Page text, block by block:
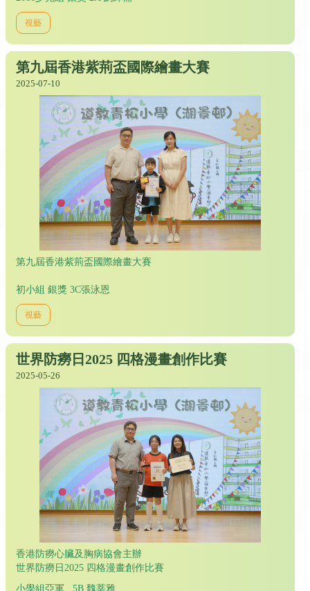
視藝
第九屆香港紫荊盃國際繪畫大賽
2025-07-10
第九屆香港紫荊盃國際繪畫大賽
初小組 銀獎 3C張泳恩
視藝
世界防癆日2025 四格漫畫創作比賽
2025-05-26
香港防癆心臟及胸病協會主辦
世界防癆日2025 四格漫畫創作比賽
小學組亞軍 5B 魏莘雅